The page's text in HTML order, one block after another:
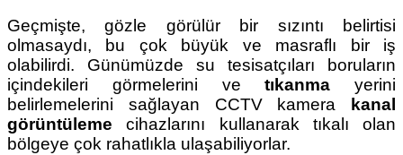
Geçmişte, gözle görülür bir sızıntı belirtisi
olmasaydı, bu çok büyük ve masraflı bir iş
olabilirdi. Günümüzde su tesisatçıları boruların
içindekileri görmelerini ve tıkanma yerini
belirlemelerini sağlayan CCTV kamera
kanal
görüntülemecihazlarını kullanarak tıkalı olan
bölgeye çok rahatlıkla ulaşabiliyorlar.